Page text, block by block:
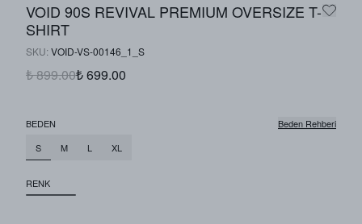
VOID 90S REVIVAL PREMIUM OVERSIZE T-
SHIRT
SKU: VOID-VS-00146_1_S
₺ 899.00₺ 699.00
BEDEN
Beden Rehberi
S
M L XL
RENK